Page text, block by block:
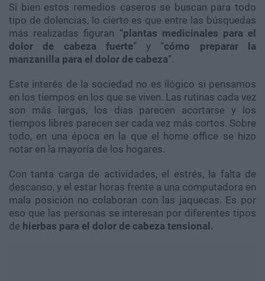
Si bien estos remedios caseros se buscan para todo
tipo de dolencias, lo cierto es que entre las búsquedas
más realizadas figuran “plantas medicinales para el
dolor de cabeza fuerte” y “cómo preparar la
manzanilla para el dolor de cabeza”.
Este interés de la sociedad no es ilógico si pensamos
en los tiempos en los que se viven. Las rutinas cada vez
son más largas, los días parecen acortarse y los
tiempos libres parecen ser cada vez más cortos. Sobre
todo, en una época en la que el home office se hizo
notar en la mayoría de los hogares.
Con tanta carga de actividades, el estrés, la falta de
descanso, y el estar horas frente a una computadora en
mala posición no colaboran con las jaquecas. Es por
eso que las personas se interesan por diferentes tipos
de hierbas para el dolor de cabeza tensional.